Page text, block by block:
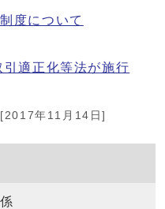
度について
適正化等法が施行
[2017年11月14日]